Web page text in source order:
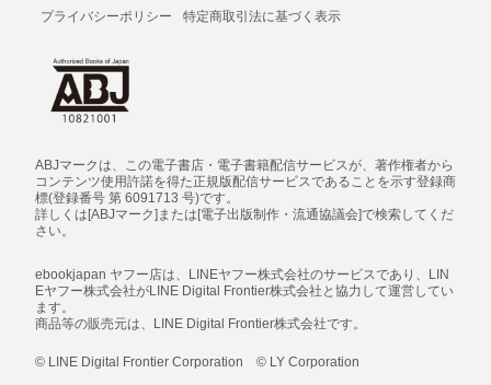
プライバシーポリシー
特定商取引法に基づく表示
ABJマークは、この電子書店・電子書籍配信サービスが、著作権者から
コンテンツ使用許諾を得た正規版配信サービスであることを示す登録商
標(登録番号 第 6091713 号)です。
詳しくは[ABJマーク]または[電子出版制作・流通協議会]で検索してくだ
さい。
ebookjapan ヤフー店は、LINEヤフー株式会社のサービスであり、LIN
Eヤフー株式会社がLINE Digital Frontier株式会社と協力して運営してい
ます。
商品等の販売元は、LINE Digital Frontier株式会社です。
© LINE Digital Frontier Corporation © LY Corporation